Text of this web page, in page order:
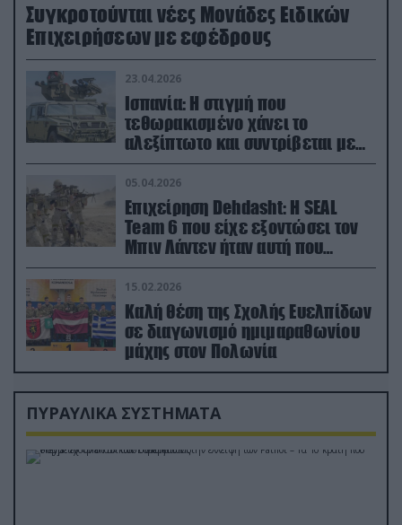
Συγκροτούνται νέες Μονάδες Ειδικών
Επιχειρήσεων με εφέδρους
23.04.2026
Ισπανία: Η στιγμή που
τεθωρακισμένο χάνει το
αλεξίπτωτο και συντρίβεται με
ορμή στο έδαφος (βίντεο)
05.04.2026
Επιχείρηση Dehdasht: Η SEAL
Team 6 που είχε εξοντώσει τον
Μπιν Λάντεν ήταν αυτή που
διέσωσε τον πιλότο του F-15
15.02.2026
Καλή θέση της Σχολής Ευελπίδων
σε διαγωνισμό ημιμαραθωνίου
μάχης στον Πολωνία
ΠΥΡΑΥΛΙΚΑ ΣΥΣΤΗΜΑΤΑ